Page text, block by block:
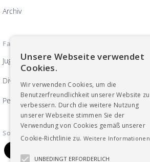
Archiv
Fachgruppen
Jugend
Diversität, Frauen und Gleichberechtigung
Pensionist_innen
Soziale Medien
Unsere Webseite verwendet
Cookies.
Wir verwenden Cookies, um die
Benutzerfreundlichkeit unserer Website zu
verbessern. Durch die weitere Nutzung
unserer Webseite stimmen Sie der
Verwendung von Cookies gemäß unserer
Cookie-Richtlinie zu. Weitere Informationen
UNBEDINGT ERFORDERLICH